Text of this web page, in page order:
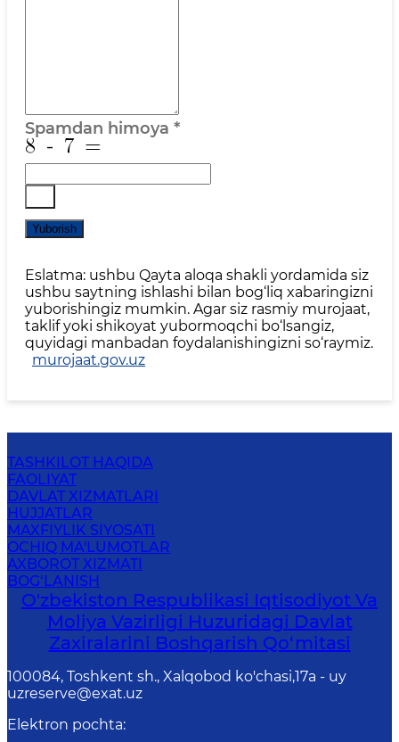
Spamdan himoya *
Yuborish
Eslatma: ushbu Qayta aloqa shakli yordamida siz
ushbu saytning ishlashi bilan bog‘liq xabaringizni
yuborishingiz mumkin. Agar siz rasmiy murojaat,
taklif yoki shikoyat yubormoqchi bo‘lsangiz,
quyidagi manbadan foydalanishingizni so‘raymiz.
murojaat.gov.uz
TASHKILOT HAQIDA
FAOLIYAT
DAVLAT XIZMATLARI
HUJJATLAR
MAXFIYLIK SIYOSATI
OCHIQ MA'LUMOTLAR
AXBOROT XIZMATI
BOG‘LANISH
O'zbekiston Respublikasi Iqtisodiyot Va
Moliya Vazirligi Huzuridаgi Dаvlаt
Zаxirаlаrini Boshqаrish Qo‘mitаsi
100084, Toshkent sh., Xalqobod ko'chasi,17а - uy
uzreserve@exat.uz
Elektron pochta: